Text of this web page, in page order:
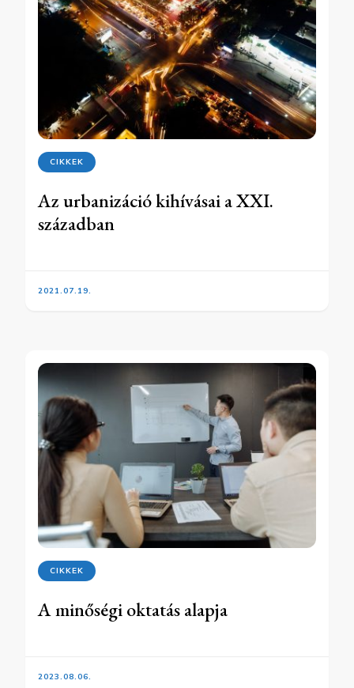
CIKKEK
Az urbanizáció kihívásai a XXI.
században
2021.07.19.
CIKKEK
A minőségi oktatás alapja
2023.08.06.